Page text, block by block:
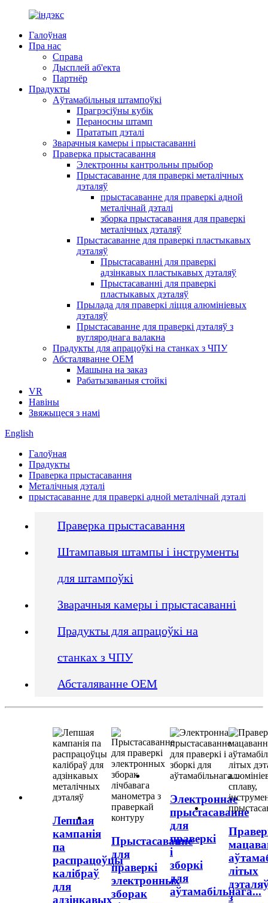
Галоўная
Пра нас
Справа
Дысплей аб'екта
Партнёр
Прадукты
Аўтамабільныя штампоўкі
Прагрэсіўны кубік
Пераносны штамп
Прататып дэталі
Зварачныя камеры і прыстасаванні
Праверка прыстасавання
Электронны кантрольны прыбор
Прыстасаванне для праверкі металічных
дэталяў
прыстасаванне для праверкі адной
металічнай дэталі
зборка прыстасавання для праверкі
металічных дэталяў
Прыстасаванне для праверкі пластыкавых
дэталяў
Прыстасаванні для праверкі
адзінкавых пластыкавых дэталяў
Прыстасаванні для праверкі
пластыкавых дэталяў
Прылада для праверкі ліцця алюмініевых
дэталяў
Прыстасаванне для праверкі дэталяў з
вугляроднага валакна
Прадукты для апрацоўкі на станках з ЧПУ
Абсталяванне OEM
Машына на заказ
Рабатызаваныя стойкі
VR
Навіны
Звяжыцеся з намі
English
Галоўная
Прадукты
Праверка прыстасавання
Металічныя дэталі
прыстасаванне для праверкі адной металічнай дэталі
Праверка прыстасавання
Штампавыя штампы і інструменты
для штампоўкі
Зварачныя камеры і прыстасаванні
Прадукты для апрацоўкі на
станках з ЧПУ
Абсталяванне OEM
Лепшая
кампанія
па
распрацоўцы
калібраў
для
адзінкавых
Прыстасаванне
для
праверкі
электронных
зборак
Электроннае
прыстасаванне
для
праверкі
і
зборкі
для
аўтамабільнага...
літых
з